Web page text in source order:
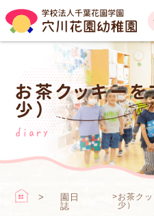
お茶クッキーを
少）
diary
園日
誌
>お茶ク
少）